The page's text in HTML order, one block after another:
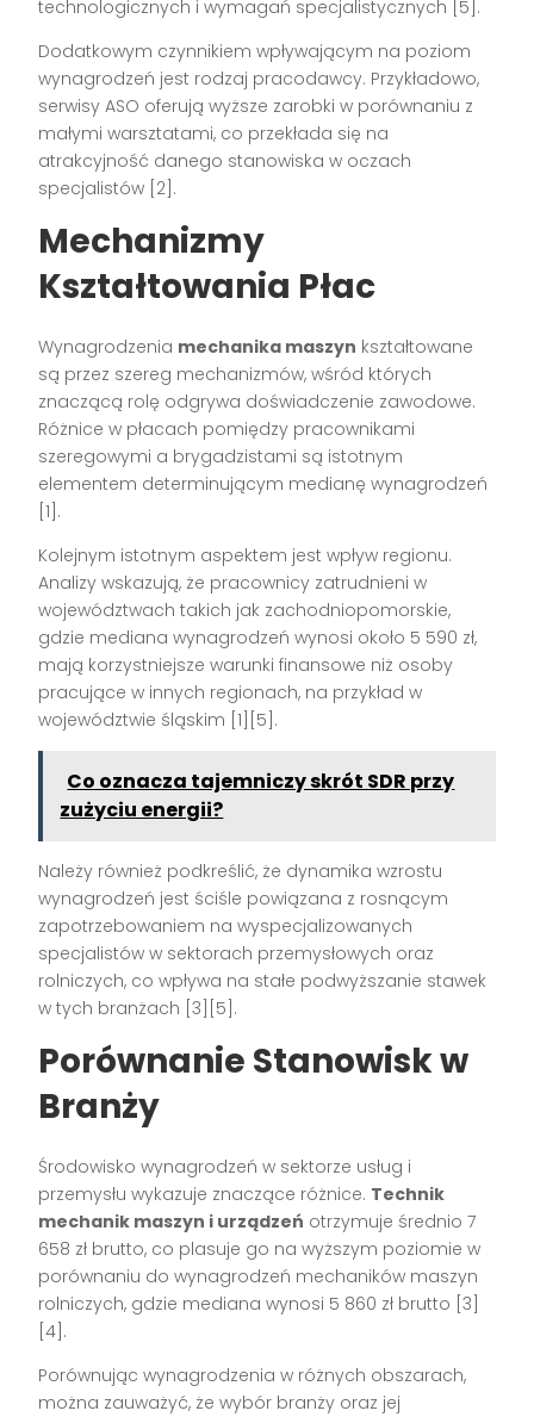
technologicznych i wymagań specjalistycznych [5].
Dodatkowym czynnikiem wpływającym na poziom
wynagrodzeń jest rodzaj pracodawcy. Przykładowo,
serwisy ASO oferują wyższe zarobki w porównaniu z
małymi warsztatami, co przekłada się na
atrakcyjność danego stanowiska w oczach
specjalistów [2].
Mechanizmy
Kształtowania Płac
Wynagrodzenia mechanika maszyn kształtowane
są przez szereg mechanizmów, wśród których
znaczącą rolę odgrywa doświadczenie zawodowe.
Różnice w płacach pomiędzy pracownikami
szeregowymi a brygadzistami są istotnym
elementem determinującym medianę wynagrodzeń
[1].
Kolejnym istotnym aspektem jest wpływ regionu.
Analizy wskazują, że pracownicy zatrudnieni w
województwach takich jak zachodniopomorskie,
gdzie mediana wynagrodzeń wynosi około 5 590 zł,
mają korzystniejsze warunki finansowe niż osoby
pracujące w innych regionach, na przykład w
województwie śląskim [1][5].
Co oznacza tajemniczy skrót SDR przy
zużyciu energii?
Należy również podkreślić, że dynamika wzrostu
wynagrodzeń jest ściśle powiązana z rosnącym
zapotrzebowaniem na wyspecjalizowanych
specjalistów w sektorach przemysłowych oraz
rolniczych, co wpływa na stałe podwyższanie stawek
w tych branżach [3][5].
Porównanie Stanowisk w
Branży
Środowisko wynagrodzeń w sektorze usług i
przemysłu wykazuje znaczące różnice. Technik
mechanik maszyn i urządzeń otrzymuje średnio 7
658 zł brutto, co plasuje go na wyższym poziomie w
porównaniu do wynagrodzeń mechaników maszyn
rolniczych, gdzie mediana wynosi 5 860 zł brutto [3]
[4].
Porównując wynagrodzenia w różnych obszarach,
można zauważyć, że wybór branży oraz jej